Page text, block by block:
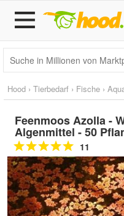
Hood › Tierbedarf › Fische ›
Feenmoos Azolla -
Algenmittel - 50
11